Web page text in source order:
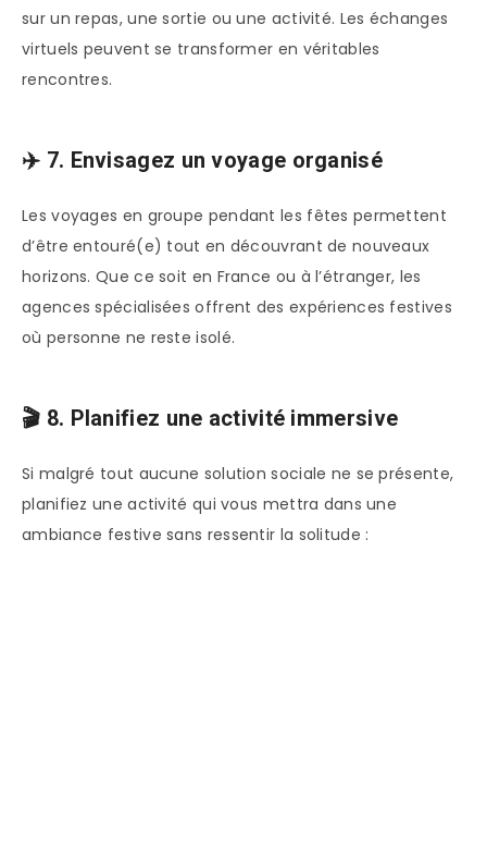
sur un repas, une sortie ou une activité. Les échanges
virtuels peuvent se transformer en véritables
rencontres.
✈️ 7. Envisagez un voyage organisé
Les voyages en groupe pendant les fêtes permettent
d’être entouré(e) tout en découvrant de nouveaux
horizons. Que ce soit en France ou à l’étranger, les
agences spécialisées offrent des expériences festives
où personne ne reste isolé.
🎬 8. Planifiez une activité immersive
Si malgré tout aucune solution sociale ne se présente,
planifiez une activité qui vous mettra dans une
ambiance festive sans ressentir la solitude :